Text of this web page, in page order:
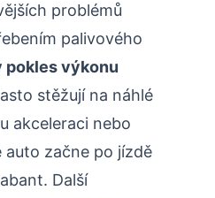
problémů
palivového
pokles výkonu
stěžují na náhlé
akceleraci nebo
začne po jízdě
Další